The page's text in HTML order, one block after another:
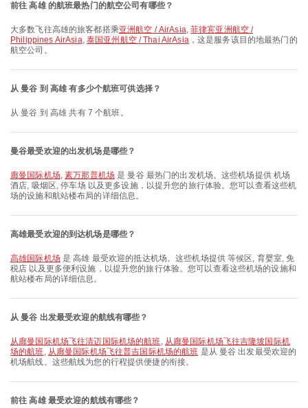
前往 高雄 的航班最热门的航空公司有哪些？
大多数飞往高雄的旅客都搭乘亚洲航空 / AirAsia,菲律宾亚洲航空 /
Philippines AirAsia, 泰国亚州航空 / Thai AirAsia，这是服务该目的地最热门的
航空公司。
从 曼谷 到 高雄 有多少个航班可供选择？
从 曼谷 到 高雄 共有 7 个航班。
曼谷最受欢迎的出发机场是哪些？
廊曼国际机场,素万那普机场是 曼谷 最热门的出发机场。这些机场提供 机场
酒店, 吸烟区, 停车场 以及更多设施，以提升您的旅行体验。您可以查看这些机
场的设施和航站楼布局的详细信息。
高雄最受欢迎的到达机场是哪些？
高雄国际机场是 高雄 最受欢迎的抵达机场。这些机场提供 等候区, 育婴室, 免
税店 以及更多便利设施，以提升您的旅行体验。您可以查看这些机场的设施和
航站楼布局的详细信息。
从 曼谷 出发最受欢迎的航线有哪些？
从廊曼国际机场飞往清迈国际机场的航班, 从廊曼国际机场飞往吉隆坡国际机
场的航班, 从廊曼国际机场飞往普吉国际机场的航班 是从 曼谷 出发最受欢迎的
机场航线。这些航线为您的行程提供便捷的衔接。
前往 高雄 最受欢迎的航线有哪些？